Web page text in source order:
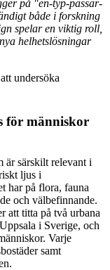
på "en-typ-passar-
både i forskning
spelar en viktig roll,
helhetslösningar
undersöka
för människor
är särskilt relevant i
ljus i
har på flora, fauna
och välbefinnande.
att titta på två urbana
i Sverige, och
Varje
samt